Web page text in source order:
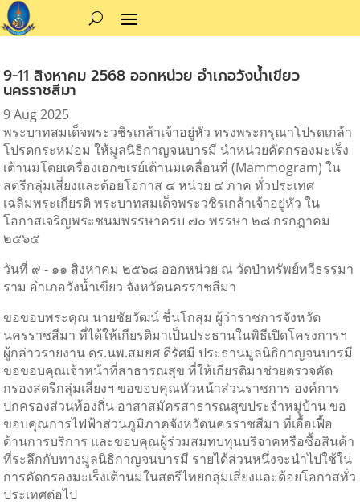
9-11 สิงหาคม 2568 ออกหน่วย อำเภอวังน้ำเขียว
นครราชสีมา
9 Aug 2025
พระบาทสมเด็จพระวชิรเกล้าเจ้าอยู่หัว ทรงพระกรุณาโปรดเกล้า
โปรดกระหม่อม ให้มูลนิธิกาญจนบารมี นำหน่วยคัดกรองมะเร็ง
เต้านมโดยเครื่องเอกซเรย์เต้านมเคลื่อนที่ (Mammogram)ใน
สตรีกลุ่มเสี่ยงและด้อยโอกาส ๔ หน่วย ๔ ภาค ทั่วประเทศ
เฉลิมพระเกียรติ พระบาทสมเด็จพระวชิรเกล้าเจ้าอยู่หัว ใน
โอกาสเจริญพระชนมพรรษาครบ ๗๐ พรรษา ๒๘ กรกฎาคม
๒๕๖๕
วันที่ ๙ - ๑๑ สิงหาคม ๒๕๖๘ ออกหน่วย ณ วัดป่าทรัพย์ทวีธรรมา
ราม อำเภอวังน้ำเขียว จังหวัดนครราชสีมา
ขอขอบพระคุณ นายชัยวัฒน์ ชื่นโกสุม ผู้ว่าราชการจังหวัด
นครราชสีมา ที่ได้ให้เกียรติมาเป็นประธานในพิธีเปิดโครงการฯ
ผู้กล่าวรายงาน ดร.นพ.สมยศ ดีรัศมี ประธานมูลนิธิกาญจนบารมี
ขอขอบคุณเจ้าหน้าที่สาธารณสุข ที่ให้เกียรติมาช่วยตรวจคัด
กรองสตรีกลุ่มเสี่ยงฯ ขอขอบคุณหัวหน้าส่วนราชการ องค์การ
ปกครองส่วนท้องถิ่น อาสาสมัครสาธารณสุขประจำหมู่บ้าน ขอ
ขอบคุณการไฟฟ้าส่วนภูมิภาคจังหวัดนครราชสีมา ที่เอื้อเฟื้อ
ด้านการบริการ และขอบคุณผู้ร่วมสมทบทุนบริจาคหรือซื้อสินค้า
ที่ระลึกกับทางมูลนิธิกาญจนบารมี รายได้ส่วนหนึ่งจะนำไปใช้ใน
การคัดกรองมะเร็งเต้านมในสตรีไทยกลุ่มเสี่ยงและด้อยโอกาสทั่ว
ประเทศต่อไป